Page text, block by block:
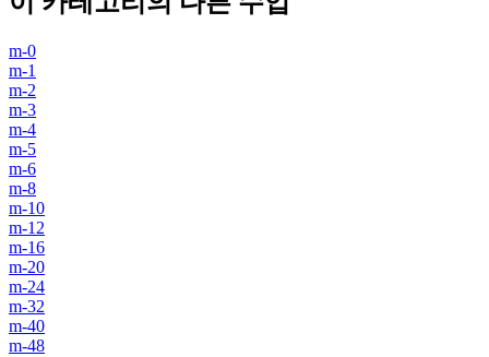
m-0
m-1
m-2
m-3
m-4
m-5
m-6
m-8
m-10
m-12
m-16
m-20
m-24
m-32
m-40
m-48